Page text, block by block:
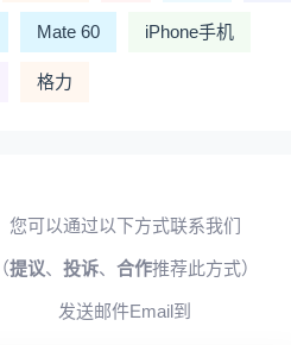
Mate 60 iPhone手机
格力
您可以通过以下方式联系我们
（提议、 投诉、 合作推荐此方式）
发送邮件Email到